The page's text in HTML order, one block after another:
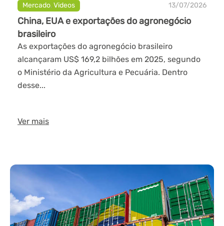
Mercado,Videos 13/07/2026
China, EUA e exportações do agronegócio
brasileiro
As exportações do agronegócio brasileiro
alcançaram US$ 169,2 bilhões em 2025, segundo
o Ministério da Agricultura e Pecuária. Dentro
desse...
Ver mais